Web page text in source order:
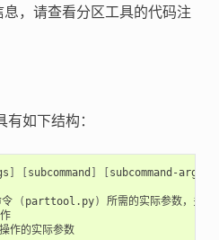
，请查看分区工具的代码注
如下结构：
subcommand subcommand-args
( parttool.py)
所需的实际参数，多与
- subcommand-args - 所选操作的实际参数